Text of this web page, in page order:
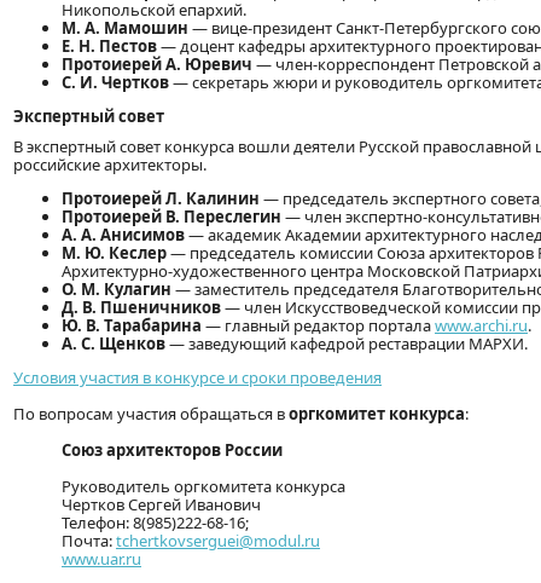
Никопольской епархий.
М. А. Мамошин — вице-президент Санкт-Петербургского
Е. Н. Пестов— доцент кафедры архитектурного
Протоиерей А. Юревич — член-корреспондент Петровской
С. И. Чертков— секретарь жюри и руководитель
Экспертный совет
В экспертный совет конкурса вошли деятели Русской
российские архитекторы.
Протоиерей Л. Калинин — председатель экспертного
Протоиерей В. Переслегин — член экспертно-
А. А. Анисимов— академик Академии архитектурного
М. Ю. Кеслер— председатель комиссии Союза
Архитектурно-художественного центра Московской
О. М. Кулагин — заместитель председателя
Д. В. Пшеничников— член Искусствоведческой комиссии
Ю. В. Тарабарина — главный редактор порталаwww.archi.ru.
А. С. Щенков— заведующий кафедрой реставрации МАРХИ.
Условия участия в конкурсе и сроки проведения
По вопросам участия обращаться воргкомитет конкурса:
Союз архитекторов России
Руководитель оргкомитета конкурса
Чертков Сергей Иванович
Телефон: 8(985)222-68-16;
Почта:tchertkovserguei@modul.ru
www.uar.ru